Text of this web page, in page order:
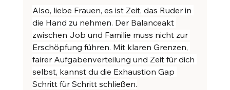
Also, liebe Frauen, es ist Zeit, das Ruder in
die Hand zu nehmen. Der Balanceakt
zwischen Job und Familie muss nicht zur
Erschöpfung führen. Mit klaren Grenzen,
fairer Aufgabenverteilung und Zeit für dich
selbst, kannst du die Exhaustion Gap
Schritt für Schritt schließen.